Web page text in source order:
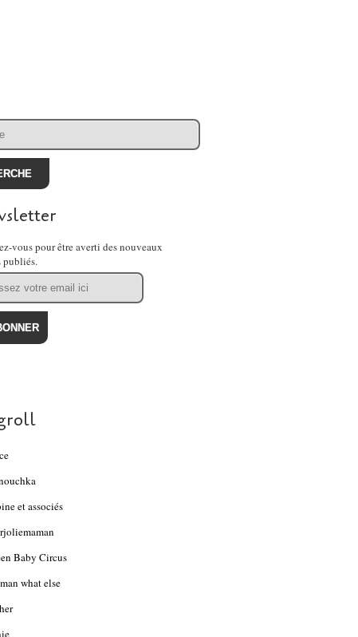
vous pour être averti des nouveaux
publiés.
et associés
Baby Circus
what else